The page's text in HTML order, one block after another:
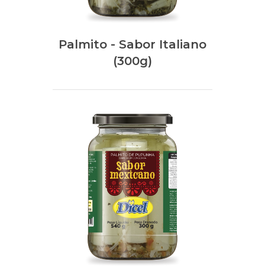
Palmito - Sabor Italiano
(300g)